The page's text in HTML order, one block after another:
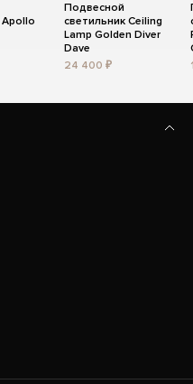
Apollo
Подвесной
светильник Ceiling
Lamp Golden Diver
Dave
24 400 ₽